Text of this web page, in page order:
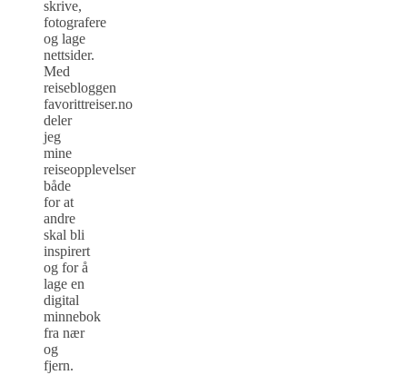
skrive,
fotografere
og lage
nettsider.
Med
reisebloggen
favorittreiser.no
deler
jeg
mine
reiseopplevelser
både
for at
andre
skal bli
inspirert
og for å
lage en
digital
minnebok
fra nær
og
fjern.